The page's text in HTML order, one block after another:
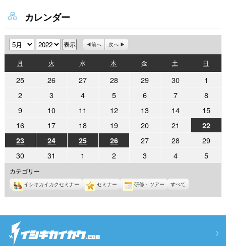
カレンダー
月 年 前へ 次へ
月
曜
日
火
曜
日
水水
曜
日
木
曜
日
金金
曜
日
土
曜
日
日
曜
252022
日
262022
月
26
日
272022
日
282022
月
28
日
292022
月
29
302022
月
1
5
月
1
日
22022
月
2
日
32022
5
月
3
日
42022
5
月
4
日
52022
5
月
5
日
62022
5
月
6
72022
5
月
7
82022
5
月
8
92022
5
月
9
日
102022
5
月
日
11
5
月
日
122022
5
月
日
132022
5
月
日
142022
月
日
152022
年
5
月
日
162022
年
5
月
16
日
172022
年
5
日
182022
年
5
日
192022
年
5
日
202022
日
21
5
日
222022
年
5
22
232022
年
5
月
23
242022
年
24
252022
年
25
日
262022
年
26
日
272022
5
27
282022
5
28
292022
5
302022
年
5
月
30
31
年
5
月
31
1
年
6
月
1
22022
年
6
月
2
32022
年
6
月
3
42022
年
6
月
4
52022
年
5
カテゴリー
イシキカイカクセミナー セミナー 研修・ツアー すべて